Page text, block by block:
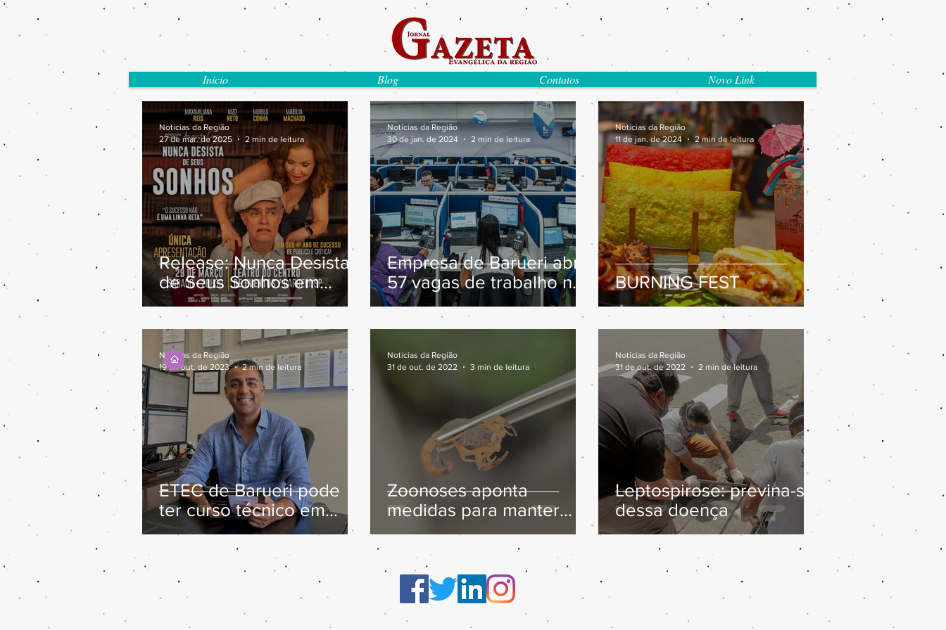
Inicio Blog Contatos Novo Link
Release: Nunca Desista
de Seus Sonhos em
Barueri dia 29/03
Notícias da Região
27 de mar. de 2025
2 min de leitura
Empresa de Barueri abre
57 vagas de trabalho na
área de atendimento
Notícias da Região
30 de jan. de 2024
2 min de leitura
BURNING FEST
Notícias da Região
11 de jan. de 2024
2 min de leitura
ETEC de Barueri pode
ter curso técnico em
Sistemas de Energia
Renovável
Notícias da Região
19 de out. de 2023
2 min de leitura
Zoonoses aponta
medidas para manter
escorpiões longe de
Notícias da Região
31 de out. de 2022
3 min de leitura
Leptospirose: previna-se
dessa doença
Notícias da Região
31 de out. de 2022
2 min de leitura